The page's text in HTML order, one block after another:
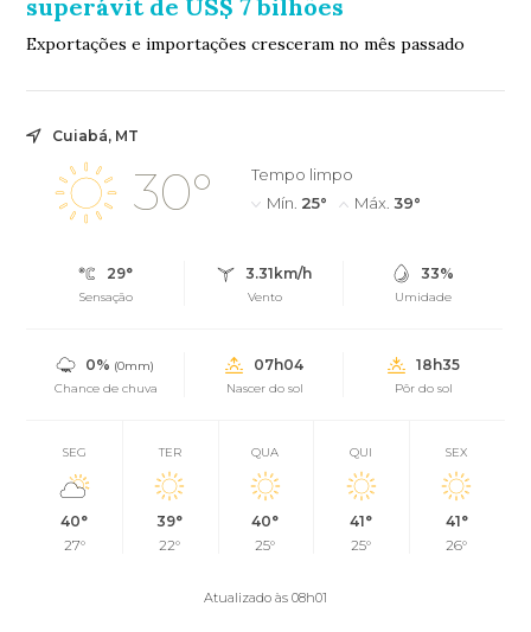
superávit de US$ 7 bilhões
Exportações e importações cresceram no mês passado
Cuiabá, MT
30°
Tempo limpo
Mín. 25° Máx. 39°
29°
Sensação
3.31km/h
Vento
33%
Umidade
0% (0mm)
Chance de chuva
07h04
Nascer do sol
18h35
Pôr do sol
SEG
40°
27°
TER
39°
22°
QUA
40°
25°
QUI
41°
25°
SEX
41°
26°
Atualizado às 08h01